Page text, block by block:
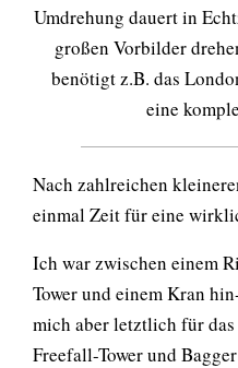
Umdrehung dauert in
großen Vorbilder
benötigt z.B. das
eine
Nach zahlreichen
einmal Zeit für eine
Ich war zwischen einem
Tower und einem Kran
mich aber letztlich für
Freefall-Tower und